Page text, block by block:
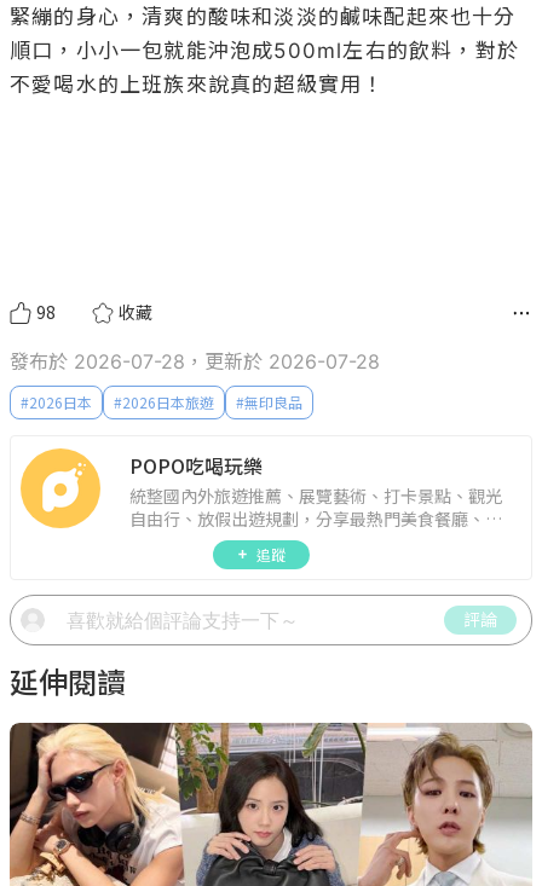
緊繃的身心，清爽的酸味和淡淡的鹹味配起來也十分
順口，小小一包就能沖泡成500ml左右的飲料，對於
不愛喝水的上班族來說真的超級實用！
98 收藏
發布於 2026-07-28，更新於 2026-07-28
#2026日本 #2026日本旅遊 #無印良品
POPO吃喝玩樂
統整國內外旅遊推薦、展覽藝術、打卡景點、觀光
自由行、放假出遊規劃，分享最熱門美食餐廳、約
會聚餐、人氣甜點、速食手搖飲、3C科技、心理測
驗、星座運勢、生活雜貨、吃喝玩樂實用資訊。
追蹤
評論
延伸閱讀